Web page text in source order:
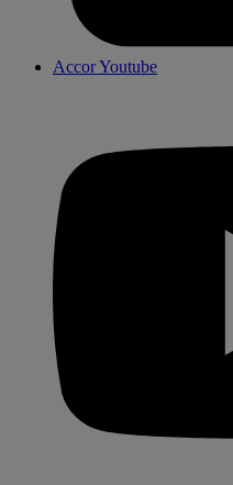
Accor Youtube